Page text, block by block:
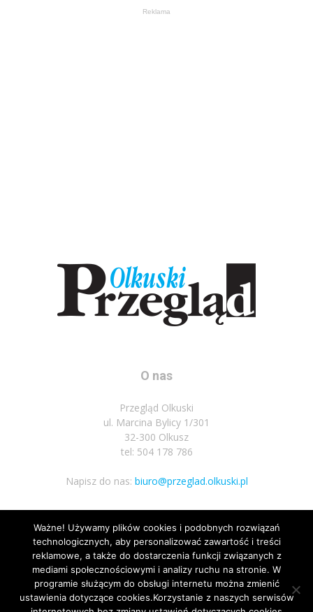
Reklama
O nas
Przegląd Olkuski
ul. Marcina Bylicy 1/301
32-300 Olkusz
tel: 504 178 786
Napisz do nas: biuro@przeglad.olkuski.pl
Podążaj za nami
Ważne! Używamy plików cookies i podobnych rozwiązań
technologicznych, aby personalizować zawartość i treści
reklamowe, a także do dostarczenia funkcji związanych z
mediami społecznościowymi i analizy ruchu na stronie. W
programie służącym do obsługi internetu można zmienić
ustawienia dotyczące cookies.Korzystanie z naszych serwisów